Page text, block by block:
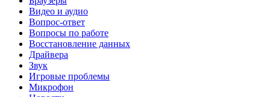
Видео и аудио
Вопрос-ответ
Вопросы по работе
Восстановление данных
Драйвера
Звук
Игровые проблемы
Микрофон